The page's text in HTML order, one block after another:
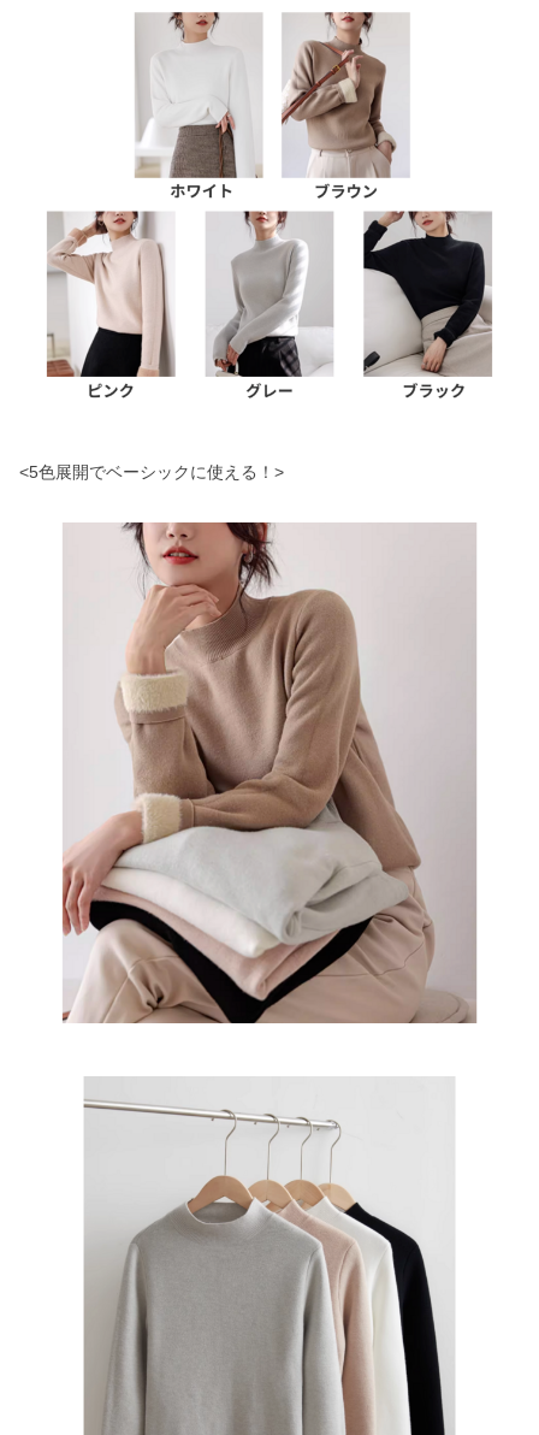
<5色展開でベーシックに使える！>